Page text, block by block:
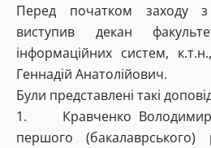
Перед початком заходу
виступив декан
інформаційних систем,
Геннадій Анатолійович.
Були представлені такі
1. Кравченко Володимир
першого (бакалаврського)